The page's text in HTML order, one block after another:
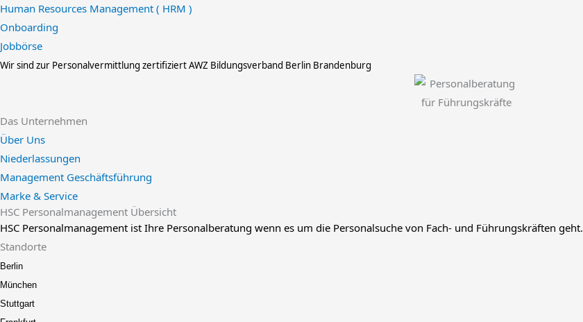
Human Resources Management ( HRM )
Onboarding
Jobbörse
Wir sind zur Personalvermittlung zertifiziertAWZ Bildungsverband Berlin Brandenburg
Das Unternehmen
Über Uns
Niederlassungen
Management Geschäftsführung
Marke & Service
HSC Personalmanagement Übersicht
HSC Personalmanagement ist Ihre Personalberatung wenn es um die Personalsuche von Fach- und Führungskräften geht.
Standorte
Berlin
München
Stuttgart